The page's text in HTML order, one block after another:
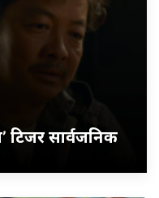
टिजर सार्वजनिक